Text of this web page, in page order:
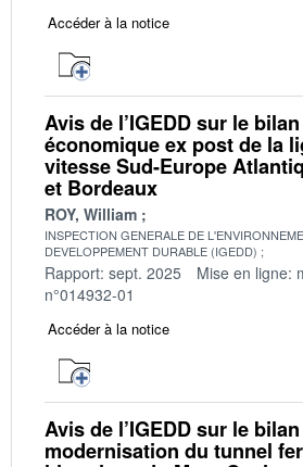
Accéder à la notice
Avis de l’IGEDD sur le
économique ex post de la
vitesse Sud-Europe
et Bordeaux
ROY, William
INSPECTION GENERALE DE
DEVELOPPEMENT DURABLE (IGEDD)
Rapport: sept. 2025 Mise en ligne:
n°014932-01
Accéder à la notice
Avis de l’IGEDD sur le
modernisation du tunnel